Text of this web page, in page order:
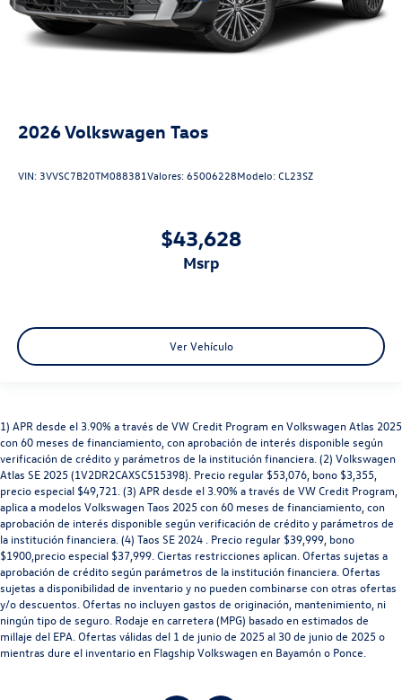
2026Volkswagen Taos
VIN: 3VVSC7B20TM088381Valores:65006228Modelo:CL23SZ
$43,628
msrp
Ver Vehículo
1) APR desde el 3.90% a través de VW Credit Program en Volkswagen Atlas 2025
con 60 meses de financiamiento, con aprobación de interés disponible según
verificación de crédito y parámetros de la institución financiera. (2) Volkswagen
Atlas SE 2025 (1V2DR2CAXSC515398). Precio regular $53,076, bono $3,355,
precio especial $49,721. (3) APR desde el 3.90% a través de VW Credit Program,
aplica a modelos Volkswagen Taos 2025 con 60 meses de financiamiento, con
aprobación de interés disponible según verificación de crédito y parámetros de
la institución financiera. (4) Taos SE 2024 . Precio regular $39,999, bono
$1900,precio especial $37,999. Ciertas restricciones aplican. Ofertas sujetas a
aprobación de crédito según parámetros de la institución financiera. Ofertas
sujetas a disponibilidad de inventario y no pueden combinarse con otras ofertas
y/o descuentos. Ofertas no incluyen gastos de originación, mantenimiento, ni
ningún tipo de seguro. Rodaje en carretera (MPG) basado en estimados de
millaje del EPA. Ofertas válidas del 1 de junio de 2025 al 30 de junio de 2025 o
mientras dure el inventario en Flagship Volkswagen en Bayamón o Ponce.